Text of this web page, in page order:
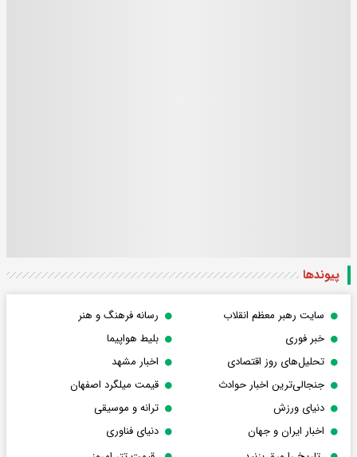
پیوندها
سایت رهبر معظم انقلاب
رسانه فرهنگ و هنر
خبر فوری
بلیط هواپیما
تحلیل‌های روز اقتصادی
اخبار مشهد
جنجالی‌ترین اخبار حوادث
قیمت میلگرد اصفهان
دنیای ورزش
ترانه و موسیقی
اخبار ایران و جهان
دنیای فناوری